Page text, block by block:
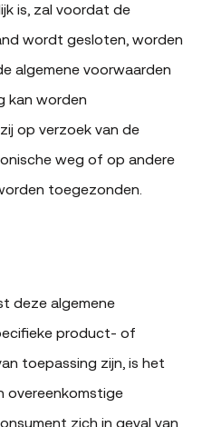
is, zal voordat de
wordt gesloten, worden
algemene voorwaarden
kan worden
op verzoek van de
weg of op andere
toegezonden.
deze algemene
product- of
toepassing zijn, is het
overeenkomstige
zich in geval van